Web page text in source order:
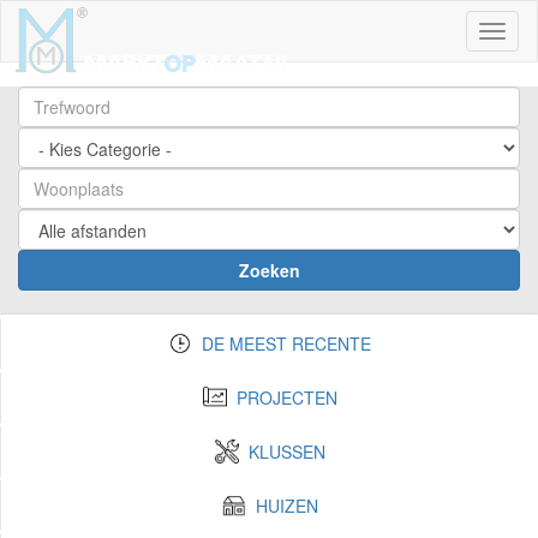
Zoeken
DE MEEST RECENTE
PROJECTEN
KLUSSEN
HUIZEN